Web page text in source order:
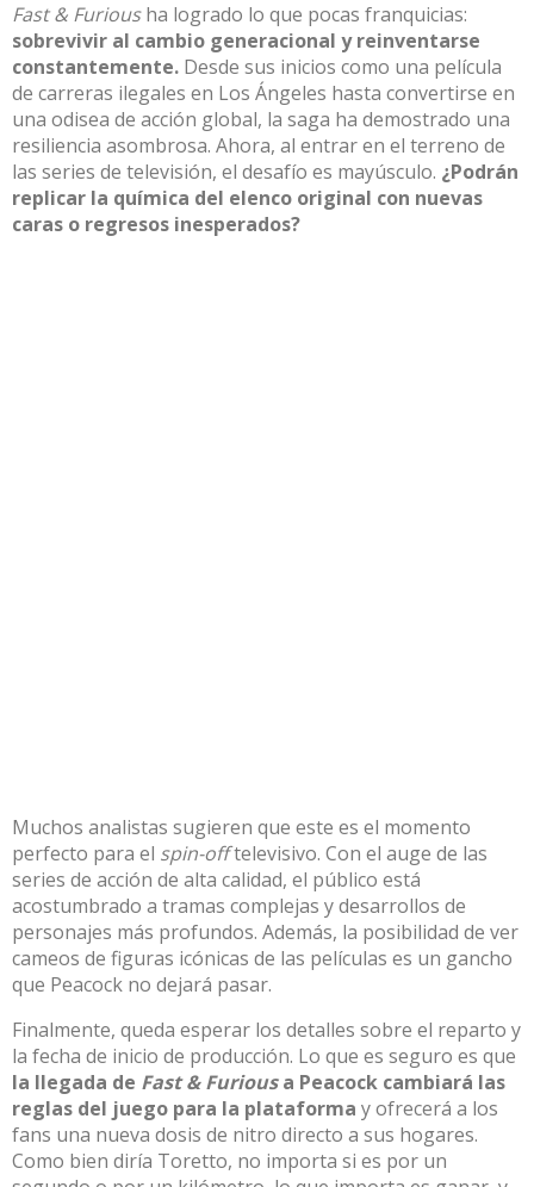
Fast & Furiousha logrado lo que pocas franquicias:
sobrevivir al cambio generacional y reinventarse
constantemente. Desde sus inicios como una película
de carreras ilegales en Los Ángeles hasta convertirse en
una odisea de acción global, la saga ha demostrado una
resiliencia asombrosa. Ahora, al entrar en el terreno de
las series de televisión, el desafío es mayúsculo. ¿Podrán
replicar la química del elenco original con nuevas
caras o regresos inesperados?
Muchos analistas sugieren que este es el momento
perfecto para el spin-offtelevisivo. Con el auge de las
series de acción de alta calidad, el público está
acostumbrado a tramas complejas y desarrollos de
personajes más profundos. Además, la posibilidad de ver
cameos de figuras icónicas de las películas es un gancho
que Peacock no dejará pasar.
Finalmente, queda esperar los detalles sobre el reparto y
la fecha de inicio de producción. Lo que es seguro es que
la llegada de Fast & Furiousa Peacock cambiará las
reglas del juego para la plataforma y ofrecerá a los
fans una nueva dosis de nitro directo a sus hogares.
Como bien diría Toretto, no importa si es por un